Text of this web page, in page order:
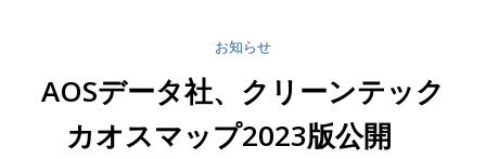
お知らせ
AOSデータ社、クリーンテック
カオスマップ2023版公開